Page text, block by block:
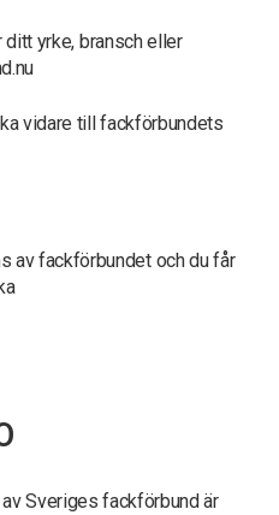
yrke, bransch eller
vidare till fackförbundets
av fackförbundet och du får
Sveriges fackförbund är